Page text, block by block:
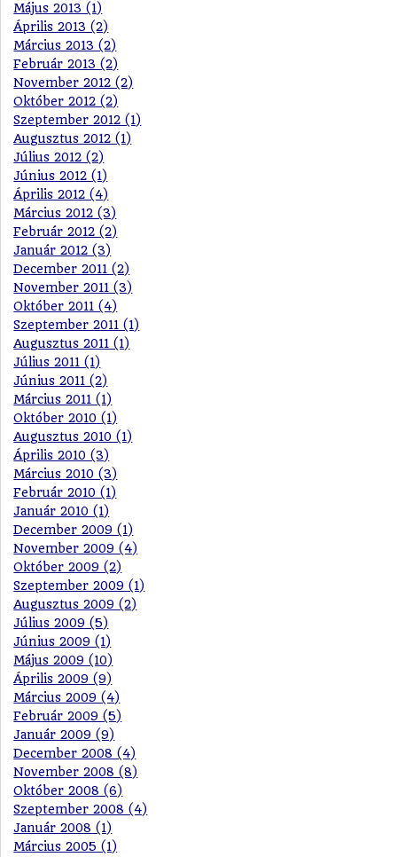
Május 2013 (1)
Április 2013 (2)
Március 2013 (2)
Február 2013 (2)
November 2012 (2)
Október 2012 (2)
Szeptember 2012 (1)
Augusztus 2012 (1)
Július 2012 (2)
Június 2012 (1)
Április 2012 (4)
Március 2012 (3)
Február 2012 (2)
Január 2012 (3)
December 2011 (2)
November 2011 (3)
Október 2011 (4)
Szeptember 2011 (1)
Augusztus 2011 (1)
Július 2011 (1)
Június 2011 (2)
Március 2011 (1)
Október 2010 (1)
Augusztus 2010 (1)
Április 2010 (3)
Március 2010 (3)
Február 2010 (1)
Január 2010 (1)
December 2009 (1)
November 2009 (4)
Október 2009 (2)
Szeptember 2009 (1)
Augusztus 2009 (2)
Július 2009 (5)
Június 2009 (1)
Május 2009 (10)
Április 2009 (9)
Március 2009 (4)
Február 2009 (5)
Január 2009 (9)
December 2008 (4)
November 2008 (8)
Október 2008 (6)
Szeptember 2008 (4)
Január 2008 (1)
Március 2005 (1)